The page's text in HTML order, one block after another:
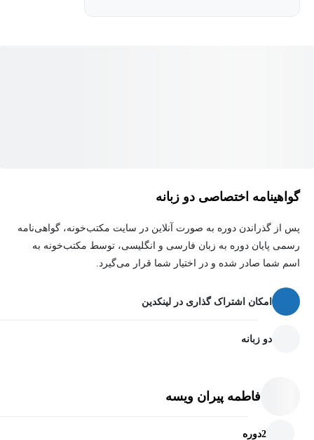
گواهینامه اختصاصی دو زبانه
پس از گذراندن دوره به صورت آنلاین در سایت مکتب‌خونه، گواهی‌نامه
رسمی پایان دوره به زبان فارسی و انگلیسی، توسط مکتب‌خونه به
اسم شما صادر شده و در اختیار شما قرار می‌گیرد.
امکان اشتراک گذاری در لینکدین
دو زبانه
فاطمه پیران ویسه
2دوره